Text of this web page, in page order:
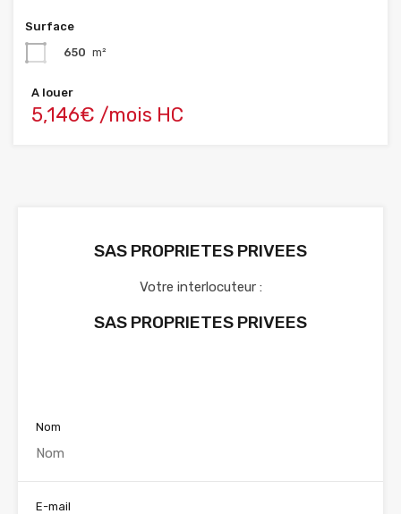
Surface
650 m²
A louer
5,146€ /mois HC
SAS PROPRIETES PRIVEES
Votre interlocuteur :
SAS PROPRIETES PRIVEES
Nom
E-mail